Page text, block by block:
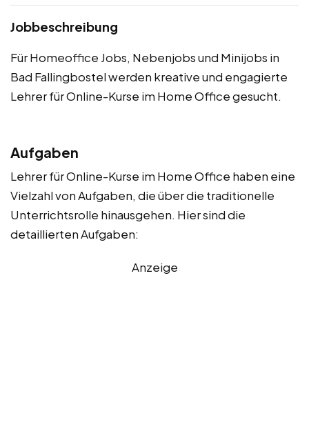
Jobbeschreibung
Für Homeoffice Jobs, Nebenjobs und Minijobs in
Bad Fallingbostel werden kreative und engagierte
Lehrer für Online-Kurse im Home Office gesucht.
Aufgaben
Lehrer für Online-Kurse im Home Office haben eine
Vielzahl von Aufgaben, die über die traditionelle
Unterrichtsrolle hinausgehen. Hier sind die
detaillierten Aufgaben:
Anzeige